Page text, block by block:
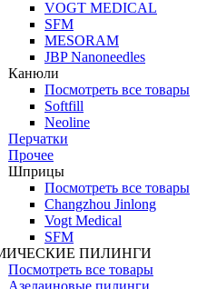
VOGT MEDICAL
SFM
MESORAM
JBP Nanoneedles
Канюли
Посмотреть все товары
Softfill
Neoline
Перчатки
Прочее
Шприцы
Посмотреть все товары
Changzhou Jinlong
Vogt Medical
SFM
ПИЛИНГИ
Посмотреть все товары
Азелаиновые пилинги